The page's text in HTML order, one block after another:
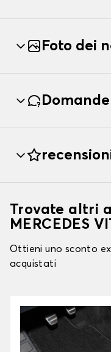
Foto dei
Domande
Trovate altri
MERCEDES
Ottieni uno sconto
acquistati